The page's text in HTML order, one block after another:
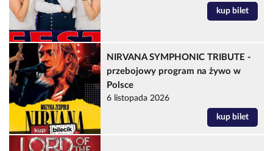
kup bilet
NIRVANA SYMPHONIC TRIBUTE -
przebojowy program na żywo w
Polsce
6 listopada 2026
kup bilet